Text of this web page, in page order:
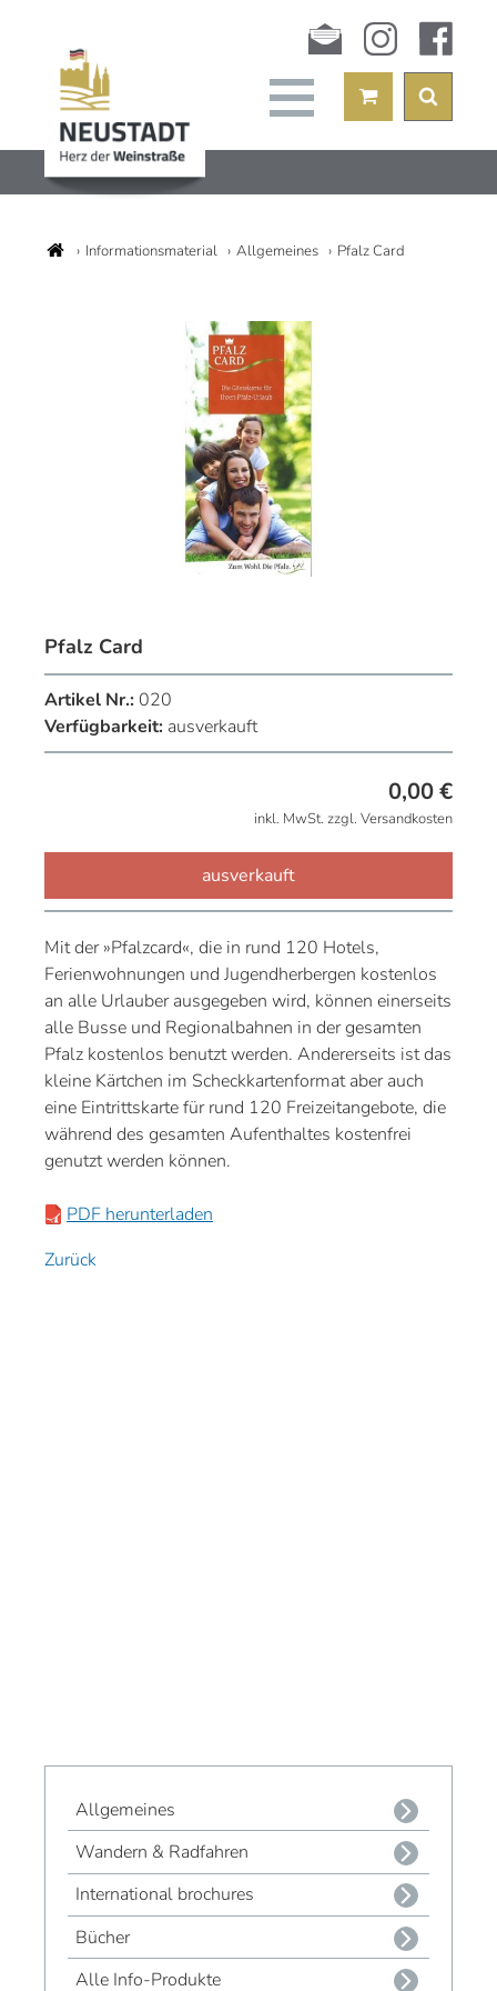
Newsletterinstagramfacebook
Allgemeines
Wandern & Radfahren
International brochures
Bücher
Alle Info-Produkte
Informationsmaterial Allgemeines Pfalz Card
Pfalz Card
Artikel Nr.: 020
Verfügbarkeit: ausverkauft
0,00€
inkl. MwSt. zzgl. Versandkosten
ausverkauft
Mit der »Pfalzcard«, die in rund 120 Hotels,
Ferienwohnungen und Jugendherbergen kostenlos
an alle Urlauber ausgegeben wird, können einerseits
alle Busse und Regionalbahnen in der gesamten
Pfalz kostenlos benutzt werden. Andererseits ist das
kleine Kärtchen im Scheckkartenformat aber auch
eine Eintrittskarte für rund 120 Freizeitangebote, die
während des gesamten Aufenthaltes kostenfrei
genutzt werden können.
PDF herunterladen
Zurück